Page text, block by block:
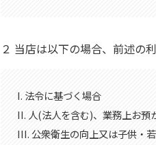
２ 当店は以下の場合、前述の
I. 法令に基づく場合
II. 人(法人を含む)、業務上お預
III. 公衆衛生の向上又は子供・